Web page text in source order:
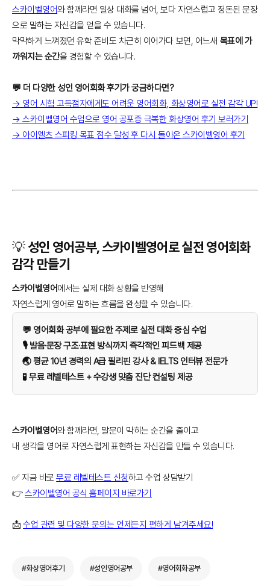
스카이벨영어와 함께라면 일상 대화를 넘어, 보다 자연스럽고 정돈된 문장
으로 말하는 자신감을 얻을 수 있습니다.
막막하게 느껴졌던 유학 준비도 차근히 이어가다 보면, 어느새 목표에 가
까워지는 순간을 경험할 수 있습니다.
💬 더 다양한 성인 영어회화 후기가 궁금하다면?
→ 영어 시험 고득점자에게도 어려운 영어회화, 화상영어로 실전 감각 UP!
→ 스카이벨영어 수업으로 영어 공포증 극복한 화상영어 후기 보러가기
→ 아이엘츠 스피킹 목표 점수 달성 후 다시 돌아온 스카이벨영어 후기
💡 성인 영어공부, 스카이벨영어로 실전 영어회화
감각 만들기
스카이벨영어에서는 실제 대화 상황을 반영해
자연스럽게 영어로 말하는 흐름을 완성할 수 있습니다.
💬 영어회화 공부에 필요한 주제로 실전 대화 중심 수업
🎙️ 발음·문장 구조·표현 방식까지 즉각적인 피드백 제공
🌏 평균 10년 경력의 A급 필리핀 강사 & IELTS 인터뷰 전문가
🧪 무료 레벨테스트 + 수강생 맞춤 진단 컨설팅 제공
스카이벨영어와 함께라면, 말문이 막히는 순간을 줄이고
내 생각을 영어로 자연스럽게 표현하는 자신감을 만들 수 있습니다.
✅ 지금 바로무료 레벨테스트 신청하고 수업 상담받기
👉스카이벨영어 공식 홈페이지 바로가기
📩수업 관련 및 다양한 문의는 언제든지 편하게 남겨주세요!
#화상영어후기 #성인영어공부 #영어회화공부